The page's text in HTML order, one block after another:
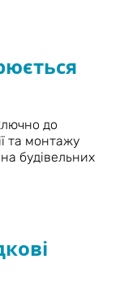
до
та монтажу
будівельних